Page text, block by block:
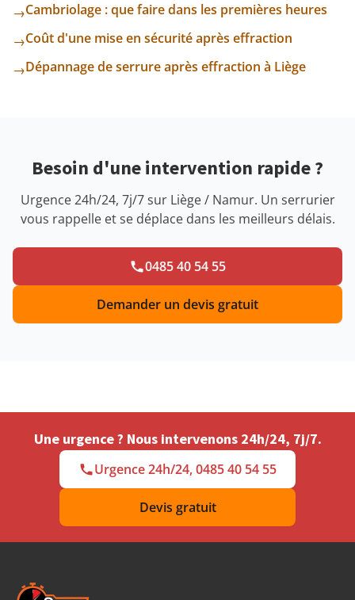
→Cambriolage : que faire dans les premières heures
→Coût d'une mise en sécurité après effraction
→Dépannage de serrure après effraction à Liège
Besoin d'une intervention rapide ?
Urgence 24h/24, 7j/7 sur Liège / Namur. Un serrurier
vous rappelle et se déplace dans les meilleurs délais.
0485 40 54 55
Demander un devis gratuit
Une urgence ? Nous intervenons 24h/24, 7j/7.
Urgence 24h/24, 0485 40 54 55
Devis gratuit